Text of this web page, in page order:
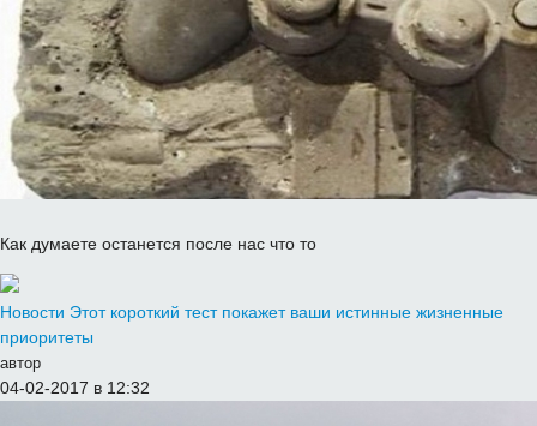
Как думаете останется после нас что то
Новости Этот короткий тест покажет ваши истинные жизненные
приоритеты
автор
04-02-2017 в 12:32